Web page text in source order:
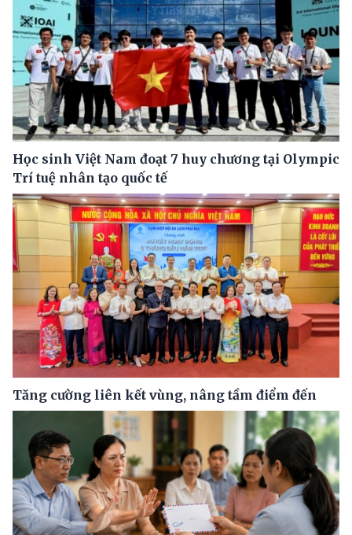
Học sinh Việt Nam đoạt 7 huy chương tại Olympic
Trí tuệ nhân tạo quốc tế
Tăng cường liên kết vùng, nâng tầm điểm đến